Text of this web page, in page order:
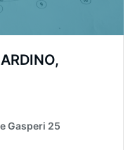
Gasperi 25